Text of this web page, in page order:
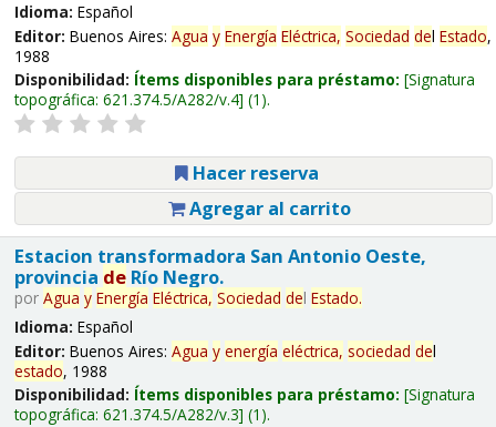
Idioma: Español
Editor: Buenos Aires: Agua y Energía Eléctrica, Sociedad del Estado,
1988
Disponibilidad: Ítems disponibles para préstamo: Signatura
topográfica: 621.374.5/A282/v.4 (1).
Hacer reserva
Agregar al carrito
Estacion transformadora San Antonio Oeste,
provincia deRío Negro.
por Agua y Energía Eléctrica, Sociedad del Estado.
Idioma: Español
Editor: Buenos Aires: Agua y energía eléctrica, sociedad del
estado, 1988
Disponibilidad: Ítems disponibles para préstamo: Signatura
topográfica: 621.374.5/A282/v.3 (1).